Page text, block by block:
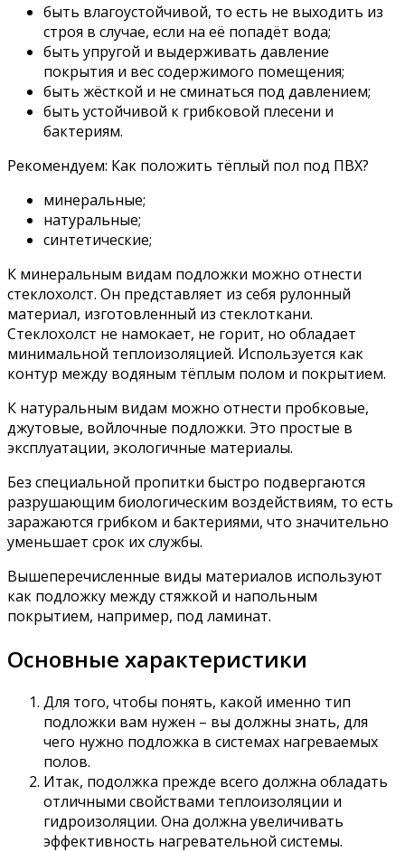
быть влагоустойчивой, то есть не выходить из
строя в случае, если на её попадёт вода;
быть упругой и выдерживать давление
покрытия и вес содержимого помещения;
быть жёсткой и не сминаться под давлением;
быть устойчивой к грибковой плесени и
бактериям.
Рекомендуем: Как положить тёплый пол под ПВХ?
минеральные;
натуральные;
синтетические;
К минеральным видам подложки можно отнести
стеклохолст. Он представляет из себя рулонный
материал, изготовленный из стеклоткани.
Стеклохолст не намокает, не горит, но обладает
минимальной теплоизоляцией. Используется как
контур между водяным тёплым полом и покрытием.
К натуральным видам можно отнести пробковые,
джутовые, войлочные подложки. Это простые в
эксплуатации, экологичные материалы.
Без специальной пропитки быстро подвергаются
разрушающим биологическим воздействиям, то есть
заражаются грибком и бактериями, что значительно
уменьшает срок их службы.
Вышеперечисленные виды материалов используют
как подложку между стяжкой и напольным
покрытием, например, под ламинат.
Основные характеристики
Для того, чтобы понять, какой именно тип
подложки вам нужен – вы должны знать, для
чего нужно подложка в системах нагреваемых
полов.
Итак, подолжка прежде всего должна обладать
отличными свойствами теплоизоляции и
гидроизоляции. Она должна увеличивать
эффективность нагревательной системы.